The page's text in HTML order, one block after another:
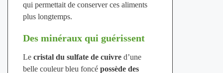
qui permettait de conserver ces aliments
plus longtemps.
Des minéraux qui guérissent
Lecristal du sulfate de cuivred’une
belle couleur bleu foncépossède des